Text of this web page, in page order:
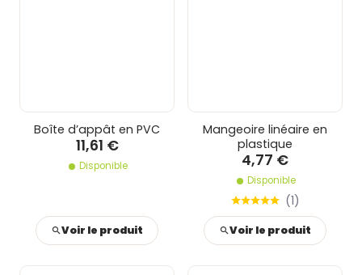
Boîte d’appât en PVC
11,61 €
Disponible
Voir le produit
Mangeoire linéaire en
plastique
4,77 €
Disponible
(1)
Voir le produit